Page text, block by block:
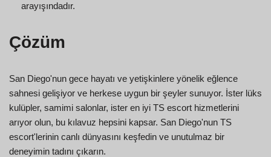
arayışındadır.
Çözüm
San Diego'nun gece hayatı ve yetişkinlere yönelik eğlence
sahnesi gelişiyor ve herkese uygun bir şeyler sunuyor. İster lüks
kulüpler, samimi salonlar, ister en iyi TS escort hizmetlerini
arıyor olun, bu kılavuz hepsini kapsar. San Diego'nun TS
escort'lerinin canlı dünyasını keşfedin ve unutulmaz bir
deneyimin tadını çıkarın.